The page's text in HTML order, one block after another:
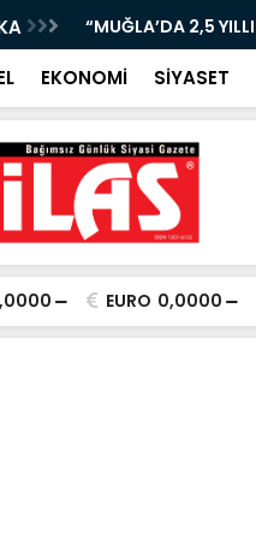
“BODRUM’DA
EKONOMİ SİYASET
EURO 0,0000